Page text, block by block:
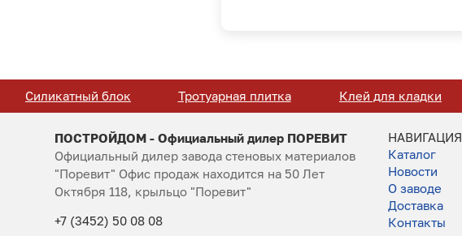
Силикатный блок Тротуарная плитка Клей для кладки
ПОСТРОЙДОМ - Официальный дилер ПОРЕВИТ
Официальный дилер завода стеновых материалов
"Поревит" Офис продаж находится на 50 Лет
Октября 118, крыльцо "Поревит"
+7 (3452) 50 08 08
НАВИГАЦИЯ
Каталог
Новости
О заводе
Доставка
Контакты